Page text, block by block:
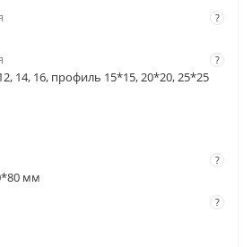
?
?
14, 16, профиль 15*15, 20*20, 25*25
?
мм
?